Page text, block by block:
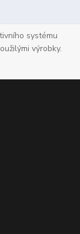
systému
výrobky.